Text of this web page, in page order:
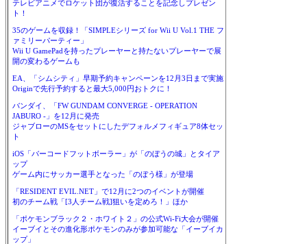
テレビアニメでロケット団が復活することを記念しプレゼン
ト！
35のゲームを収録！「SIMPLEシリーズ for Wii U Vol.1 THE フ
ァミリーパーティー」
Wii U GamePadを持ったプレーヤーと持たないプレーヤーで展
開の変わるゲームも
EA、「シムシティ」早期予約キャンペーンを12月3日まで実施
Originで先行予約すると最大5,000円おトクに！
バンダイ、「FW GUNDAM CONVERGE - OPERATION
JABURO -」を12月に発売
ジャブローのMSをセットにしたデフォルメフィギュア8体セッ
ト
iOS「バーコードフットボーラー」が「のぼうの城」とタイア
ップ
ゲーム内にサッカー選手となった「のぼう様」が登場
「RESIDENT EVIL.NET」で12月に2つのイベントが開催
初のチーム戦「[3人チーム戦]狙いを定めろ！」ほか
「ポケモンブラック２・ホワイト２」の公式Wi-Fi大会が開催
イーブイとその進化形ポケモンのみが参加可能な「イーブイカ
ップ」